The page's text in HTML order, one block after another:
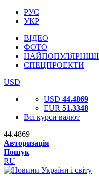
РУС
УКР
ВІДЕО
ФОТО
НАЙПОПУЛЯРНІШІ
СПЕЦПРОЕКТИ
USD
USD 44.4869
EUR 51.3348
Всі курси валют
44.4869
Авторизація
Пошук
RU